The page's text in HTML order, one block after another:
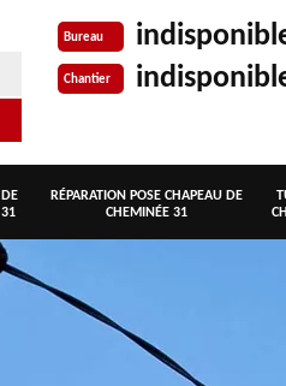
Bureau
Chantier
RÉPARATION POSE CHAPEAU DE
CHEMINÉE 31